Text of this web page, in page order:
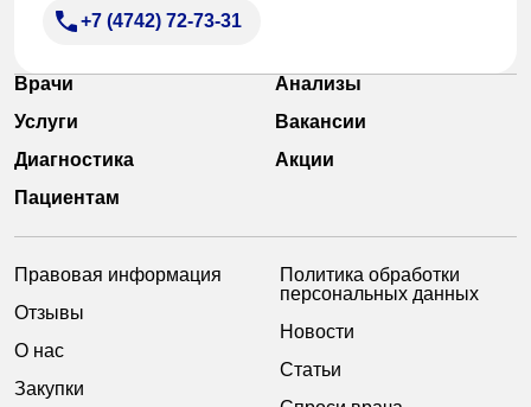
+7 (4742) 72-73-31
Врачи
Анализы
Услуги
Вакансии
Диагностика
Акции
Пациентам
Правовая информация
Отзывы
О нас
Закупки
Политика обработки
персональных данных
Новости
Статьи